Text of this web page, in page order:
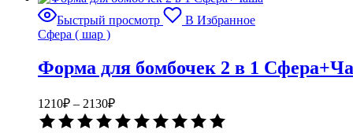
вариаций.
Опции
на
странице
Быстрый просмотр
В Избранное
Сфера ( шар )
Форма для бомбочек 2 в 1
1210₽ – 2130₽Диапазон
цен: